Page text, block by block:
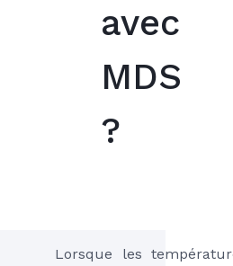
avec
MDS
?
Lorsque les